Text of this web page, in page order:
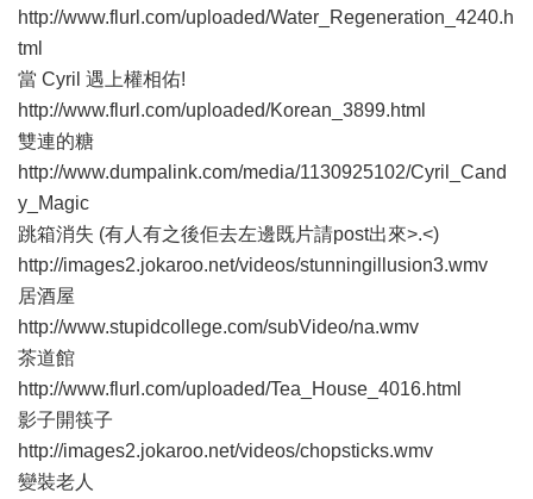
http://www.flurl.com/uploaded/Water_Regeneration_4240.h
tml
當 Cyril 遇上權相佑!
http://www.flurl.com/uploaded/Korean_3899.html
雙連的糖
http://www.dumpalink.com/media/1130925102/Cyril_Cand
y_Magic
跳箱消失 (有人有之後佢去左邊既片請post出來>.<)
http://images2.jokaroo.net/videos/stunningillusion3.wmv
居酒屋
http://www.stupidcollege.com/subVideo/na.wmv
茶道館
http://www.flurl.com/uploaded/Tea_House_4016.html
影子開筷子
http://images2.jokaroo.net/videos/chopsticks.wmv
變裝老人